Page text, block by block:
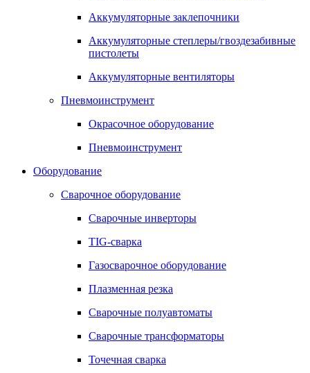
Аккумуляторные заклепочники
Аккумуляторные степлеры/гвоздезабивные
пистолеты
Аккумуляторные вентиляторы
Пневмоинструмент
Окрасочное оборудование
Пневмоинструмент
Оборудование
Сварочное оборудование
Сварочные инверторы
TIG-сварка
Газосварочное оборудование
Плазменная резка
Сварочные полуавтоматы
Сварочные трансформаторы
Точечная сварка